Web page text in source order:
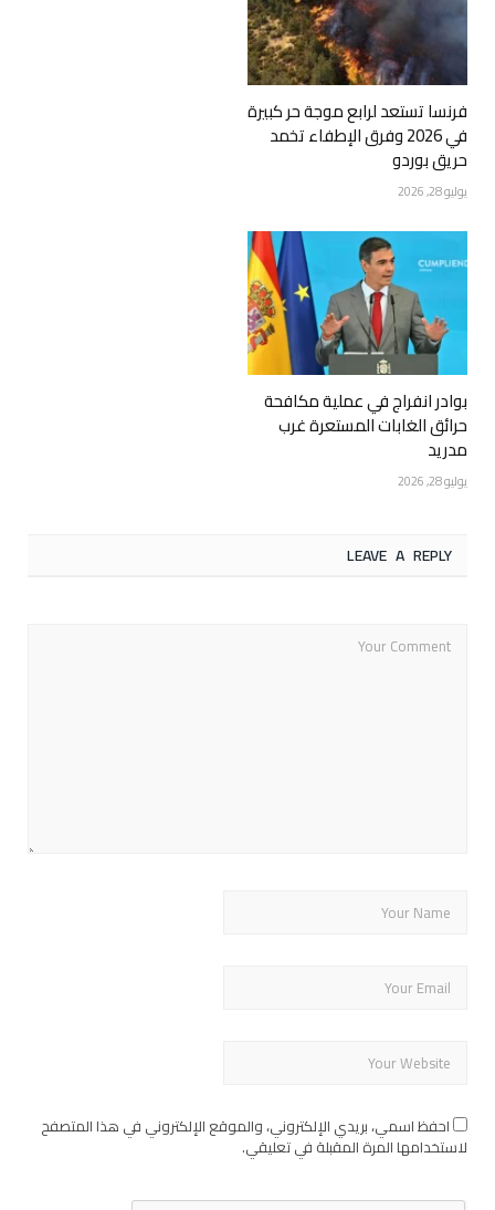
فرنسا تستعد لرابع موجة حر كبيرة
في 2026 وفرق الإطفاء تخمد
حريق بوردو
يوليو 28, 2026
بوادر انفراج في عملية مكافحة
حرائق الغابات المستعرة غرب
مدريد
يوليو 28, 2026
LEAVE A REPLY
احفظ اسمي، بريدي الإلكتروني، والموقع الإلكتروني في هذا المتصفح
لاستخدامها المرة المقبلة في تعليقي.